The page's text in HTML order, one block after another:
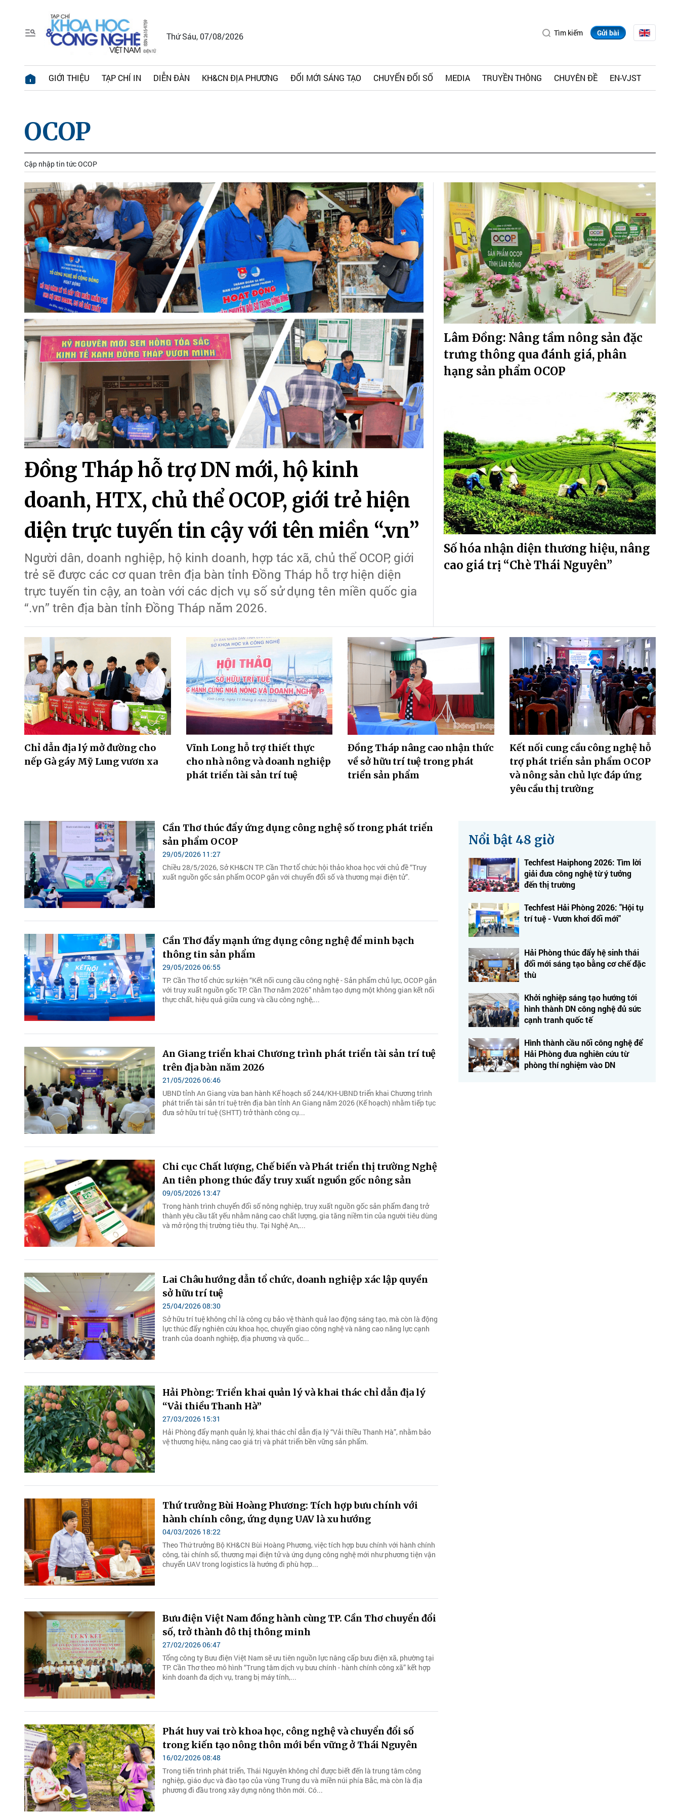
Thứ Sáu, 07/08/2026 Tìm kiếm Gửi bài
GIỚI THIỆU TẠP CHÍ IN DIỄN ĐÀN KH&CN ĐỊA PHƯƠNG ĐỔI MỚI SÁNG TẠO CHUYỂN ĐỔI SỐ MEDIA TRUYỀN THÔNG CHUYÊN ĐỀ EN-VJST
OCOP
Cập nhập tin tức OCOP
Đồng Tháp hỗ trợ DN mới, hộ kinh
doanh, HTX, chủ thể OCOP, giới trẻ hiện
diện trực tuyến tin cậy với tên miền “.vn”
Người dân, doanh nghiệp, hộ kinh doanh, hợp tác xã, chủ thể OCOP, giới
trẻ sẽ được các cơ quan trên địa bàn tỉnh Đồng Tháp hỗ trợ hiện diện
trực tuyến tin cậy, an toàn với các dịch vụ số sử dụng tên miền quốc gia
“.vn” trên địa bàn tỉnh Đồng Tháp năm 2026.
Lâm Đồng: Nâng tầm nông sản đặc
trưng thông qua đánh giá, phân
hạng sản phẩm OCOP
Số hóa nhận diện thương hiệu, nâng
cao giá trị “Chè Thái Nguyên”
Chỉ dẫn địa lý mở đường cho
nếp Gà gáy Mỹ Lung vươn xa
Vĩnh Long hỗ trợ thiết thực
cho nhà nông và doanh nghiệp
phát triển tài sản trí tuệ
Đồng Tháp nâng cao nhận thức
về sở hữu trí tuệ trong phát
triển sản phẩm
Kết nối cung cầu công nghệ hỗ
trợ phát triển sản phẩm OCOP
và nông sản chủ lực đáp ứng
yêu cầu thị trường
Cần Thơ thúc đẩy ứng dụng công nghệ số trong phát triển
sản phẩm OCOP
29/05/2026 11:27
Chiều 28/5/2026, Sở KH&CN TP. Cần Thơ tổ chức hội thảo khoa học với chủ đề “Truy
xuất nguồn gốc sản phẩm OCOP gắn với chuyển đổi số và thương mại điện tử”.
Cần Thơ đẩy mạnh ứng dụng công nghệ để minh bạch
thông tin sản phẩm
29/05/2026 06:55
TP. Cần Thơ tổ chức sự kiện “Kết nối cung cầu công nghệ - Sản phẩm chủ lực, OCOP gắn
với truy xuất nguồn gốc TP. Cần Thơ năm 2026” nhằm tạo dựng một không gian kết nối
thực chất, hiệu quả giữa cung và cầu công nghệ,...
An Giang triển khai Chương trình phát triển tài sản trí tuệ
trên địa bàn năm 2026
21/05/2026 06:46
UBND tỉnh An Giang vừa ban hành Kế hoạch số 244/KH-UBND triển khai Chương trình
phát triển tài sản trí tuệ trên địa bàn tỉnh An Giang năm 2026 (Kế hoạch) nhằm tiếp tục
đưa sở hữu trí tuệ (SHTT) trở thành công cụ...
Chi cục Chất lượng, Chế biến và Phát triển thị trường Nghệ
An tiên phong thúc đẩy truy xuất nguồn gốc nông sản
09/05/2026 13:47
Trong hành trình chuyển đổi số nông nghiệp, truy xuất nguồn gốc sản phẩm đang trở
thành yêu cầu tất yếu nhằm nâng cao chất lượng, gia tăng niềm tin của người tiêu dùng
và mở rộng thị trường tiêu thụ. Tại Nghệ An,...
Lai Châu hướng dẫn tổ chức, doanh nghiệp xác lập quyền
sở hữu trí tuệ
25/04/2026 08:30
Sở hữu trí tuệ không chỉ là công cụ bảo vệ thành quả lao động sáng tạo, mà còn là động
lực thúc đẩy nghiên cứu khoa học, chuyển giao công nghệ và nâng cao năng lực cạnh
tranh của doanh nghiệp, địa phương và quốc...
Hải Phòng: Triển khai quản lý và khai thác chỉ dẫn địa lý
“Vải thiều Thanh Hà”
27/03/2026 15:31
Hải Phòng đẩy mạnh quản lý, khai thác chỉ dẫn địa lý “Vải thiều Thanh Hà”, nhằm bảo
vệ thương hiệu, nâng cao giá trị và phát triển bền vững sản phẩm.
Thứ trưởng Bùi Hoàng Phương: Tích hợp bưu chính với
hành chính công, ứng dụng UAV là xu hướng
04/03/2026 18:22
Theo Thứ trưởng Bộ KH&CN Bùi Hoàng Phương, việc tích hợp bưu chính với hành chính
công, tài chính số, thương mại điện tử và ứng dụng công nghệ mới như phương tiện vận
chuyển UAV trong logistics là hướng đi phù hợp...
Bưu điện Việt Nam đồng hành cùng TP. Cần Thơ chuyển đổi
số, trở thành đô thị thông minh
27/02/2026 06:47
Tổng công ty Bưu điện Việt Nam sẽ ưu tiên nguồn lực nâng cấp bưu điện xã, phường tại
TP. Cần Thơ theo mô hình “Trung tâm dịch vụ bưu chính - hành chính công xã” kết hợp
kinh doanh đa dịch vụ, trang bị máy tính,...
Phát huy vai trò khoa học, công nghệ và chuyển đổi số
trong kiến tạo nông thôn mới bền vững ở Thái Nguyên
16/02/2026 08:48
Trong tiến trình phát triển, Thái Nguyên không chỉ được biết đến là trung tâm công
nghiệp, giáo dục và đào tạo của vùng Trung du và miền núi phía Bắc, mà còn là địa
phương đi đầu trong xây dựng nông thôn mới. Có...
Nổi bật 48 giờ
Techfest Haiphong 2026: Tìm lời
giải đưa công nghệ từ ý tưởng
đến thị trường
Techfest Hải Phòng 2026: "Hội tụ
trí tuệ - Vươn khơi đổi mới"
Hải Phòng thúc đẩy hệ sinh thái
đổi mới sáng tạo bằng cơ chế đặc
thù
Khởi nghiệp sáng tạo hướng tới
hình thành DN công nghệ đủ sức
cạnh tranh quốc tế
Hình thành cầu nối công nghệ để
Hải Phòng đưa nghiên cứu từ
phòng thí nghiệm vào DN